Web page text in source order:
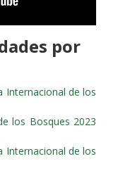
por
Internacional de los
los Bosques 2023
Internacional de los